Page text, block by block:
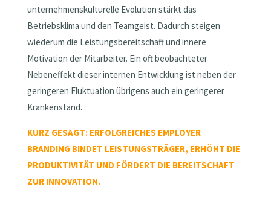
unternehmenskulturelle Evolution stärkt das
Betriebsklima und den Teamgeist. Dadurch steigen
wiederum die Leistungsbereitschaft und innere
Motivation der Mitarbeiter. Ein oft beobachteter
Nebeneffekt dieser internen Entwicklung ist neben der
geringeren Fluktuation übrigens auch ein geringerer
Krankenstand.
KURZ GESAGT: ERFOLGREICHES EMPLOYER
BRANDING BINDET LEISTUNGSTRÄGER, ERHÖHT DIE
PRODUKTIVITÄT UND FÖRDERT DIE BEREITSCHAFT
ZUR INNOVATION.